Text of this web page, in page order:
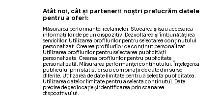
Atât noi, cât și partenerii noștri prelucrăm datele
pentru a oferi:
Măsurarea performanței reclamelor. Stocarea și/sau accesarea
informațiilor de pe un dispozitiv. Dezvoltarea și îmbunătățirea
serviciilor. Utilizarea profilurilor pentru selectarea conținutului
personalizat. Crearea profilurilor de conținut personalizat.
Utilizarea profilurilor pentru selectarea publicității
personalizate. Crearea profilurilor pentru publicitate
personalizată. Măsurarea performanței conținutului. Înțelegerea
publicului prin statistici sau combinații de date din surse
diferite. Utilizarea de date limitate pentru a selecta publicitatea.
Utilizarea datelor limitate pentru a selecta conținutul. Date
precise de geolocație și identificarea prin scanarea
dispozitivului.